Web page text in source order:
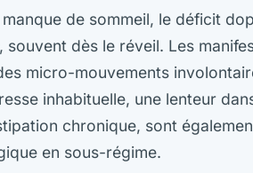
de sommeil, le déficit
dès le réveil. Les
micro-mouvements
inhabituelle, une lenteur
chronique, sont
en sous-régime.